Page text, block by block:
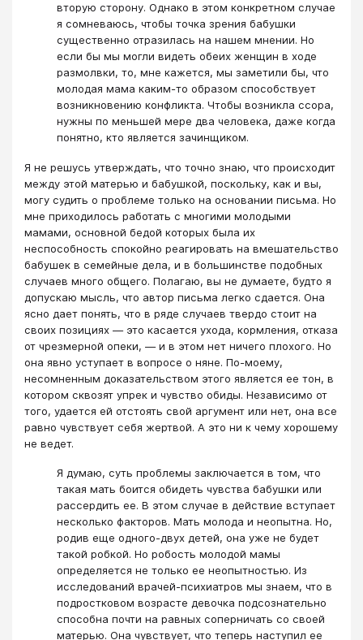
вторую сторону. Однако в этом конкретном случае
я сомневаюсь, чтобы точка зрения бабушки
существенно отразилась на нашем мнении. Но
если бы мы могли видеть обеих женщин в ходе
размолвки, то, мне кажется, мы заметили бы, что
молодая мама каким-то образом способствует
возникновению конфликта. Чтобы возникла ссора,
нужны по меньшей мере два человека, даже когда
понятно, кто является зачинщиком.
Я не решусь утверждать, что точно знаю, что происходит
между этой матерью и бабушкой, поскольку, как и вы,
могу судить о проблеме только на основании письма. Но
мне приходилось работать с многими молодыми
мамами, основной бедой которых была их
неспособность спокойно реагировать на вмешательство
бабушек в семейные дела, и в большинстве подобных
случаев много общего. Полагаю, вы не думаете, будто я
допускаю мысль, что автор письма легко сдается. Она
ясно дает понять, что в ряде случаев твердо стоит на
своих позициях — это касается ухода, кормления, отказа
от чрезмерной опеки, — и в этом нет ничего плохого. Но
она явно уступает в вопросе о няне. По-моему,
несомненным доказательством этого является ее тон, в
котором сквозят упрек и чувство обиды. Независимо от
того, удается ей отстоять свой аргумент или нет, она все
равно чувствует себя жертвой. А это ни к чему хорошему
не ведет.
Я думаю, суть проблемы заключается в том, что
такая мать боится обидеть чувства бабушки или
рассердить ее. В этом случае в действие вступает
несколько факторов. Мать молода и неопытна. Но,
родив еще одного-двух детей, она уже не будет
такой робкой. Но робость молодой мамы
определяется не только ее неопытностью. Из
исследований врачей-психиатров мы знаем, что в
подростковом возрасте девочка подсознательно
способна почти на равных соперничать со своей
матерью. Она чувствует, что теперь наступил ее